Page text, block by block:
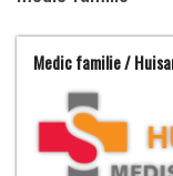
Medic familie /